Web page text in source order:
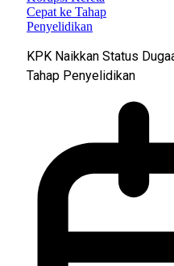
KPK Naikkan Status
Tahap Penyelidikan